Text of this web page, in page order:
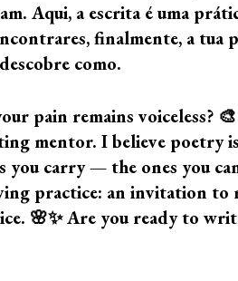
Aqui, a escrita é uma
finalmente, a tua
como.
pain remains voiceless?
mentor. I believe poetry
carry — the ones you
practice: an invitation to
🌸✨ Are you ready to